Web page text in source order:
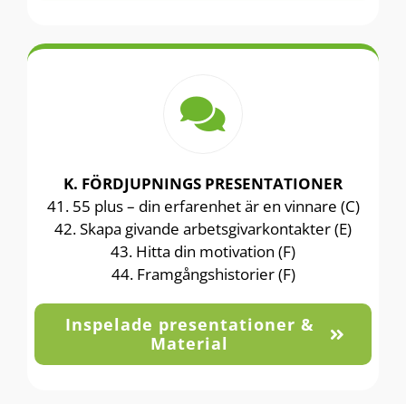
K. FÖRDJUPNINGS PRESENTATIONER
41. 55 plus – din erfarenhet är en vinnare (C)
42. Skapa givande arbetsgivarkontakter (E)
43. Hitta din motivation (F)
44. Framgångshistorier (F)
Inspelade presentationer &
Material